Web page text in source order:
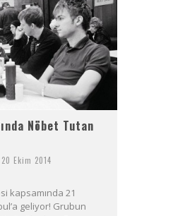
Nöbet Tutan
20 Ekim 2014
kapsamında 21
geliyor! Grubun